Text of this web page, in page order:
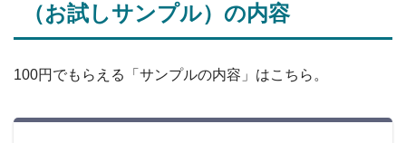
（お試しサンプル）の内容
100円でもらえる「サンプルの内容」はこちら。